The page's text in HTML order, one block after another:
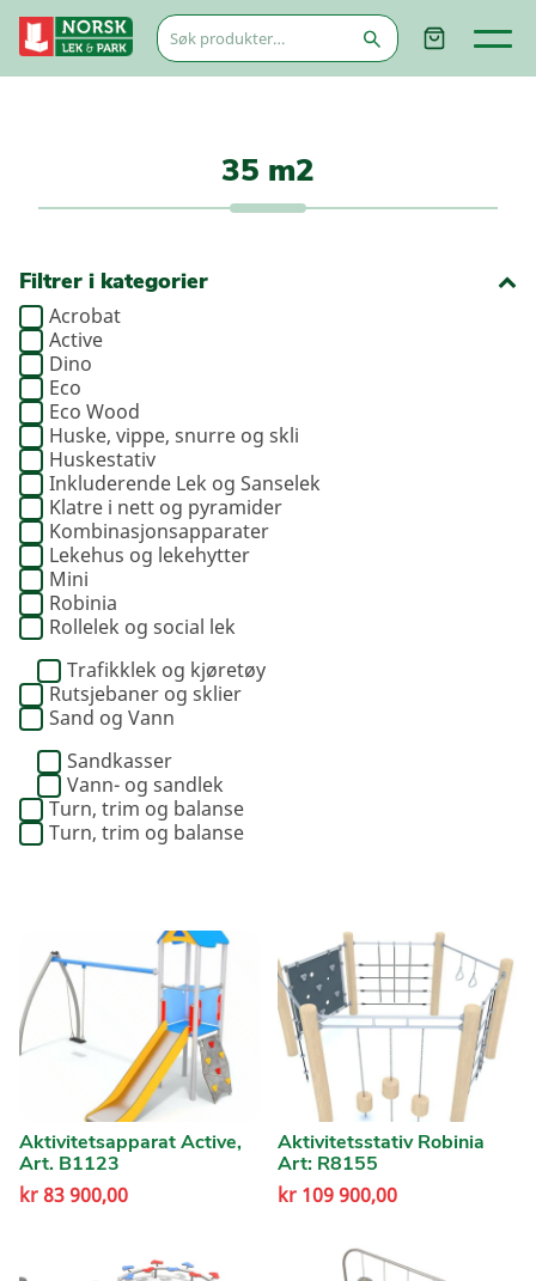
Søk
etter:
35 m2
Filtrer i kategorier
Acrobat
Active
Dino
Eco
Eco Wood
Huske, vippe, snurre og skli
Huskestativ
Inkluderende Lek og Sanselek
Klatre i nett og pyramider
Kombinasjonsapparater
Lekehus og lekehytter
Mini
Robinia
Rollelek og social lek
Trafikklek og kjøretøy
Rutsjebaner og sklier
Sand og Vann
Sandkasser
Vann- og sandlek
Turn, trim og balanse
Turn, trim og balanse
Aktivitetsapparat Active,
Art. B1123
kr83 900,00
Aktivitetsstativ Robinia
Art: R8155
kr109 900,00